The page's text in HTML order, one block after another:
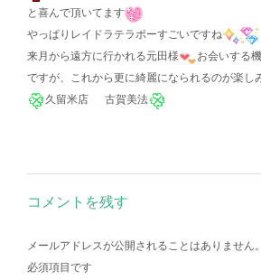
と喜んで頂いてます
やっぱりレイドラテラポーすごいですね
来月から遠方に行かれる元田様
お会いする
ですが、これから更に綺麗になられるのが楽し
久留米店 古賀美法
コメントを残す
メールアドレスが公開されることはありません。
必須項目です